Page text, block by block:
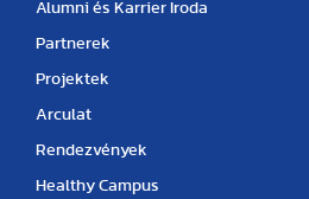
Alumni és Karrier Iroda
Partnerek
Projektek
Arculat
Rendezvények
Healthy Campus